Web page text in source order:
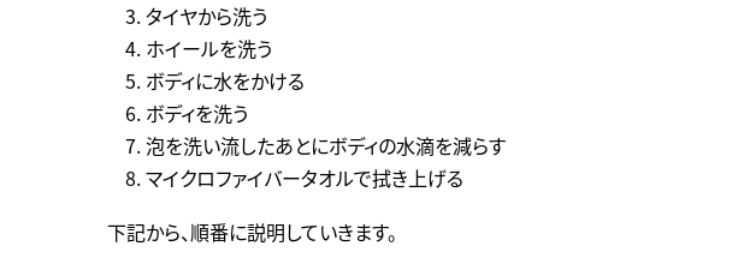
タイヤから洗う
ホイールを洗う
ボディに水をかける
ボディを洗う
泡を洗い流したあとにボディの水滴を減らす
マイクロファイバータオルで拭き上げる
下記から、順番に説明していきます。